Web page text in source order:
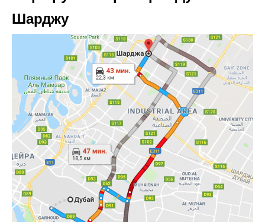
Шарджу